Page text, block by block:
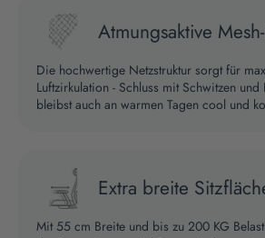
Atmungsaktive
Die hochwertige Netzstruktur sorgt für
Luftzirkulation - Schluss mit Schwitzen und
bleibst auch an warmen Tagen cool und
Extra breite
Mit 55 cm Breite und bis zu 200 KG